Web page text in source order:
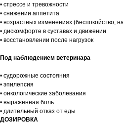
• стрессе и тревожности
• снижении аппетита
• возрастных изменениях (беспокойство,
• дискомфорте в суставах и движении
• восстановлении после нагрузок
Под наблюдением ветеринара
• судорожные состояния
• эпилепсия
• онкологические заболевания
• выраженная боль
• длительный отказ от еды
ДОЗИРОВКА